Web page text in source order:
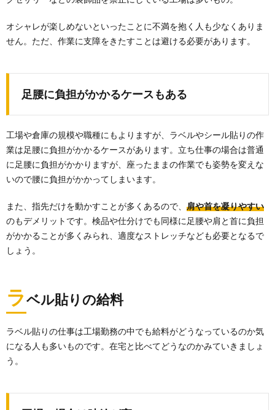
オシャレが楽しめないといったことに不満を抱く人も少なくありま
せん。ただ、作業に支障をきたすことは避ける必要があります。
足腰に負担がかかるケースもある
工場や倉庫の規模や職種にもよりますが、ラベルやシール貼りの作
業は足腰に負担がかかるケースがあります。立ち仕事の場合は普通
に足腰に負担がかかりますが、座ったままの作業でも姿勢を変えな
いので腰に負担がかかってしまいます。
また、指先だけを動かすことが多くあるので、 肩や首を凝りやすい
のもデメリットです。検品や仕分けでも同様に足腰や肩と首に負担
がかかることが多くみられ、適度なストレッチなども必要となるで
しょう。
ラベル貼りの給料
ラベル貼りの仕事は工場勤務の中でも給料がどうなっているのか気
になる人も多いものです。在宅と比べてどうなのかみていきましょ
う。